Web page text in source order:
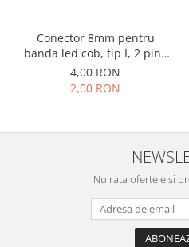
Camere/DVR-uri Auto
Crocodili
Incarcatoare auto
Proiectoare auto
Testere si diagnoza auto
Unelte Scule Auto
Control acces si automatizari
Conector 8mm pentru
banda led cob, tip I, 2 pini,
clips
4,00 RON
2,00 RON
Nu rata ofertele si